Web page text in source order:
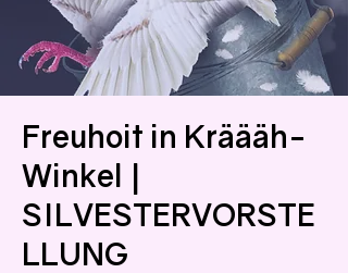
Freuhoit in Kräääh-
Winkel |
SILVESTERVORSTE
LLUNG